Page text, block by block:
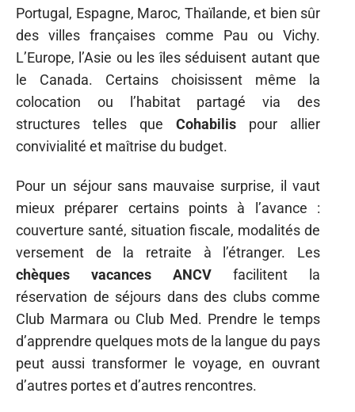
Portugal, Espagne, Maroc, Thaïlande, et bien sûr
des villes françaises comme Pau ou Vichy.
L’Europe, l’Asie ou les îles séduisent autant que
le Canada. Certains choisissent même la
colocation ou l’habitat partagé via des
structures telles que Cohabilis pour allier
convivialité et maîtrise du budget.
Pour un séjour sans mauvaise surprise, il vaut
mieux préparer certains points à l’avance :
couverture santé, situation fiscale, modalités de
versement de la retraite à l’étranger. Les
chèques vacances ANCV facilitent la
réservation de séjours dans des clubs comme
Club Marmara ou Club Med. Prendre le temps
d’apprendre quelques mots de la langue du pays
peut aussi transformer le voyage, en ouvrant
d’autres portes et d’autres rencontres.